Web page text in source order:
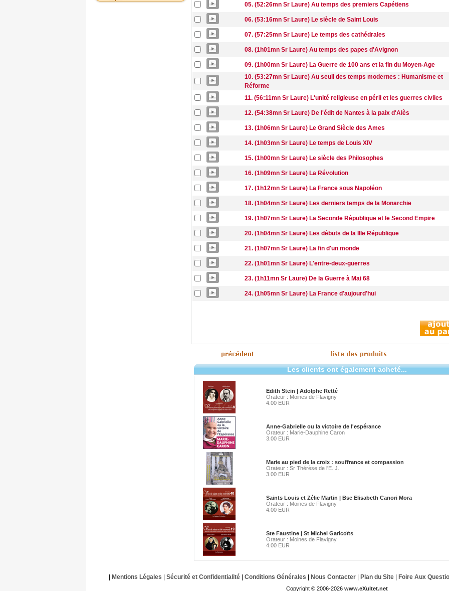
05. (52:26mn Sr Laure) Au temps des premiers Capétiens
06. (53:16mn Sr Laure) Le siècle de Saint Louis
07. (57:25mn Sr Laure) Le temps des cathédrales
08. (1h01mn Sr Laure) Au temps des papes d'Avignon
09. (1h00mn Sr Laure) La Guerre de 100 ans et la fin du Moyen-Age
10. (53:27mn Sr Laure) Au seuil des temps modernes : Humanisme et
Réforme
11. (56:11mn Sr Laure) L'unité religieuse en péril et les guerres civiles
12. (54:38mn Sr Laure) De l'édit de Nantes à la paix d'Alès
13. (1h06mn Sr Laure) Le Grand Siècle des Ames
14. (1h03mn Sr Laure) Le temps de Louis XIV
15. (1h00mn Sr Laure) Le siècle des Philosophes
16. (1h09mn Sr Laure) La Révolution
17. (1h12mn Sr Laure) La France sous Napoléon
18. (1h04mn Sr Laure) Les derniers temps de la Monarchie
19. (1h07mn Sr Laure) La Seconde République et le Second Empire
20. (1h04mn Sr Laure) Les débuts de la IIIe République
21. (1h07mn Sr Laure) La fin d'un monde
22. (1h01mn Sr Laure) L'entre-deux-guerres
23. (1h11mn Sr Laure) De la Guerre à Mai 68
24. (1h05mn Sr Laure) La France d'aujourd'hui
Les clients ont également acheté...
Edith Stein | Adolphe Retté
Orateur : Moines de Flavigny
4.00 EUR
Anne-Gabrielle ou la victoire de l'espérance
Orateur : Marie-Dauphine Caron
3.00 EUR
Marie au pied de la croix : souffrance et compassion
Orateur : Sr Thérèse de l'E. J.
3.00 EUR
Saints Louis et Zélie Martin | Bse Elisabeth Canori Mora
Orateur : Moines de Flavigny
4.00 EUR
Ste Faustine | St Michel Garicoïts
Orateur : Moines de Flavigny
4.00 EUR
Mentions Légales Sécurité et Confidentialité| Conditions Générales Nous Contacter| Plan du Site| Foire Aux
Copyright © 2006-2026 www.eXultet.net